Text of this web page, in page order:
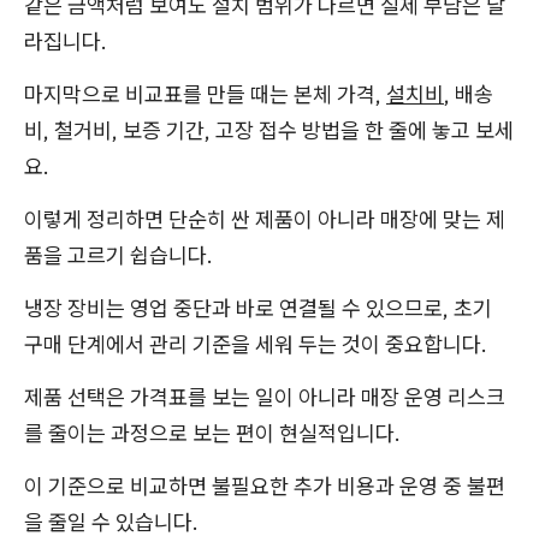
라집니다.
마지막으로 비교표를 만들 때는 본체 가격, 설치비, 배송
비, 철거비, 보증 기간, 고장 접수 방법을 한 줄에 놓고 보세
요.
이렇게 정리하면 단순히 싼 제품이 아니라 매장에 맞는 제
품을 고르기 쉽습니다.
냉장 장비는 영업 중단과 바로 연결될 수 있으므로, 초기
구매 단계에서 관리 기준을 세워 두는 것이 중요합니다.
제품 선택은 가격표를 보는 일이 아니라 매장 운영 리스크
를 줄이는 과정으로 보는 편이 현실적입니다.
이 기준으로 비교하면 불필요한 추가 비용과 운영 중 불편
을 줄일 수 있습니다.